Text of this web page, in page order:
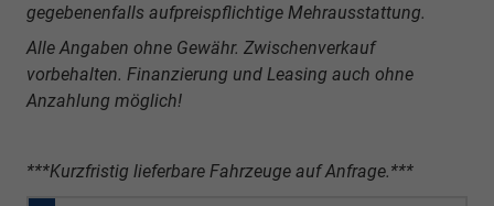
gegebenenfalls aufpreispflichtige Mehrausstattung.
Alle Angaben ohne Gewähr. Zwischenverkauf
vorbehalten. Finanzierung und Leasing auch ohne
Anzahlung möglich!
***Kurzfristig lieferbare Fahrzeuge auf Anfrage.***